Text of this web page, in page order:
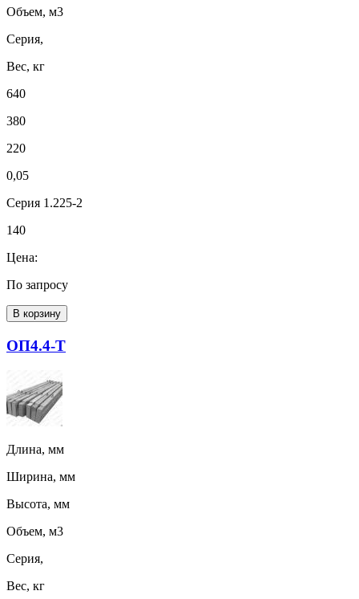
Объем, м3
Серия,
Вес, кг
640
380
220
0,05
Серия 1.225-2
140
Цена:
По запросу
В корзину
ОП4.4-Т
Длина, мм
Ширина, мм
Высота, мм
Объем, м3
Серия,
Вес, кг